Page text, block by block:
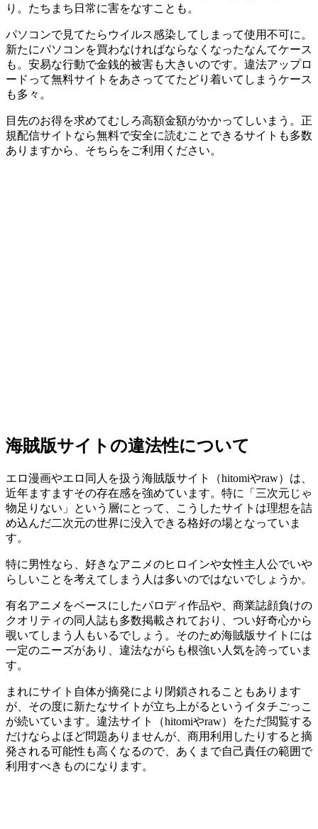
り。たちまち日常に害をなすことも。
パソコンで見てたらウイルス感染してしまって使用不可に。
新たにパソコンを買わなければならなくなったなんてケース
も。安易な行動で金銭的被害も大きいのです。違法アップロ
ードって無料サイトをあさっててたどり着いてしまうケース
も多々。
目先のお得を求めてむしろ高額金額がかかってしいまう。正
規配信サイトなら無料で安全に読むことできるサイトも多数
ありますから、そちらをご利用ください。
海賊版サイトの違法性について
エロ漫画やエロ同人を扱う海賊版サイト（hitomiやraw）は、
近年ますますその存在感を強めています。特に「三次元じゃ
物足りない」という層にとって、こうしたサイトは理想を詰
め込んだ二次元の世界に没入できる格好の場となっていま
す。
特に男性なら、好きなアニメのヒロインや女性主人公でいや
らしいことを考えてしまう人は多いのではないでしょうか。
有名アニメをベースにしたパロディ作品や、商業誌顔負けの
クオリティの同人誌も多数掲載されており、つい好奇心から
覗いてしまう人もいるでしょう。そのため海賊版サイトには
一定のニーズがあり、違法ながらも根強い人気を誇っていま
す。
まれにサイト自体が摘発により閉鎖されることもあります
が、その度に新たなサイトが立ち上がるというイタチごっこ
が続いています。違法サイト（hitomiやraw）をただ閲覧する
だけならよほど問題ありませんが、商用利用したりすると摘
発される可能性も高くなるので、あくまで自己責任の範囲で
利用すべきものになります。